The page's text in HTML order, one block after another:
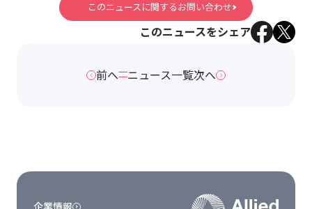
このニュースに関するお問い合わせ
このニュースをシェア
前へ ニュース一覧次へ
企業情報